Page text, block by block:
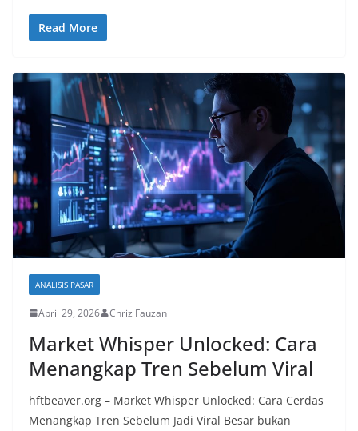
Read More
ANALISIS PASAR
April 29, 2026 Chriz Fauzan
Market Whisper Unlocked: Cara
Menangkap Tren Sebelum Viral
hftbeaver.org – Market Whisper Unlocked: Cara Cerdas
Menangkap Tren Sebelum Jadi Viral Besar bukan